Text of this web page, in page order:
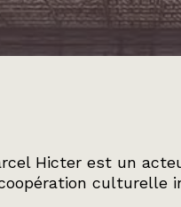
Hicter est un
culturelle